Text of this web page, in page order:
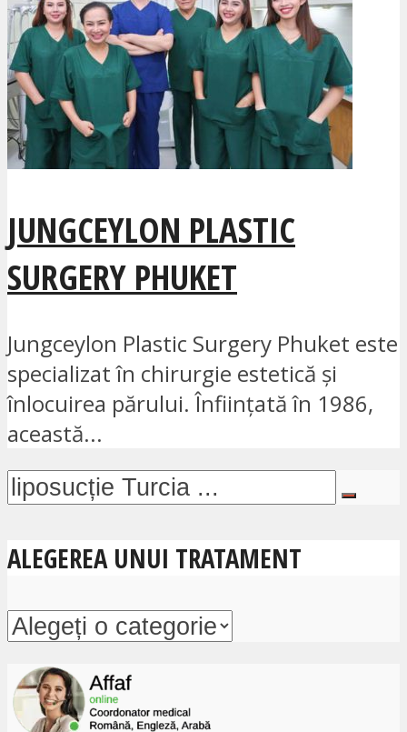
JUNGCEYLON PLASTIC
SURGERY PHUKET
Jungceylon Plastic Surgery Phuket este
specializat în chirurgie estetică și
înlocuirea părului. Înființată în 1986,
această...
ALEGEREA UNUI TRATAMENT